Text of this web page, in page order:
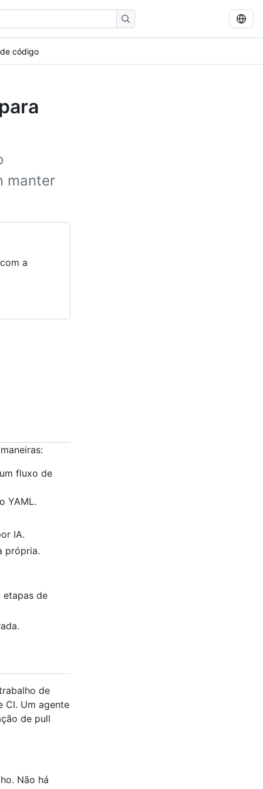
código
manter
a
fluxo de
YAML.
IA.
própria.
etapas de
de
CI. Um agente
de pull
Não há